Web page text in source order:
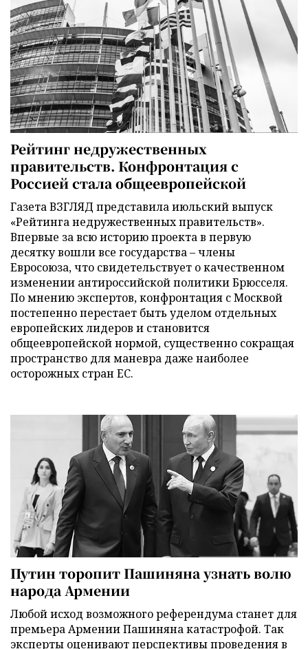
Рейтинг недружественных
правительств. Конфронтация с
Россией стала общеевропейской
Газета ВЗГЛЯД представила июльский выпуск
«Рейтинга недружественных правительств».
Впервые за всю историю проекта в первую
десятку вошли все государства – члены
Евросоюза, что свидетельствует о качественном
изменении антироссийской политики Брюсселя.
По мнению экспертов, конфронтация с Москвой
постепенно перестает быть уделом отдельных
европейских лидеров и становится
общеевропейской нормой, существенно сокращая
пространство для маневра даже наиболее
осторожных стран ЕС.
Путин торопит Пашиняна узнать волю
народа Армении
Любой исход возможного референдума станет для
премьера Армении Пашиняна катастрофой. Так
эксперты оценивают перспективы проведения в